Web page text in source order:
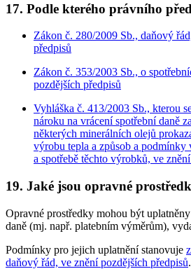
17. Podle kterého právního
Zákon č. 280/2009 Sb., daňový
předpisů
Zákon č. 353/2003 Sb., o
pozdějších předpisů
Vyhláška č. 413/2003 Sb., kterou
nároku na vrácení spotřební daně
některých minerálních olejů
výrobu tepla a způsob a podmínky
a spotřebě těchto výrobků, ve
19. Jaké jsou opravné
Opravné prostředky mohou být
daně (mj. např. platebním výměrům),
Podmínky pro jejich uplatnění stanovuje
daňový řád, ve znění pozdějších předpisů.